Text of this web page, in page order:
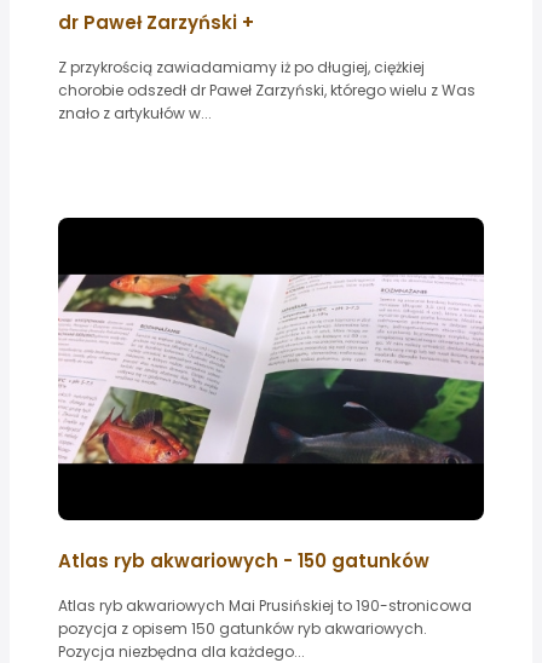
dr Paweł Zarzyński +
Z przykrością zawiadamiamy iż po długiej, ciężkiej
chorobie odszedł dr Paweł Zarzyński, którego wielu z Was
znało z artykułów w...
Atlas ryb akwariowych - 150 gatunków
Atlas ryb akwariowych Mai Prusińskiej to 190-stronicowa
pozycja z opisem 150 gatunków ryb akwariowych.
Pozycja niezbędna dla każdego...